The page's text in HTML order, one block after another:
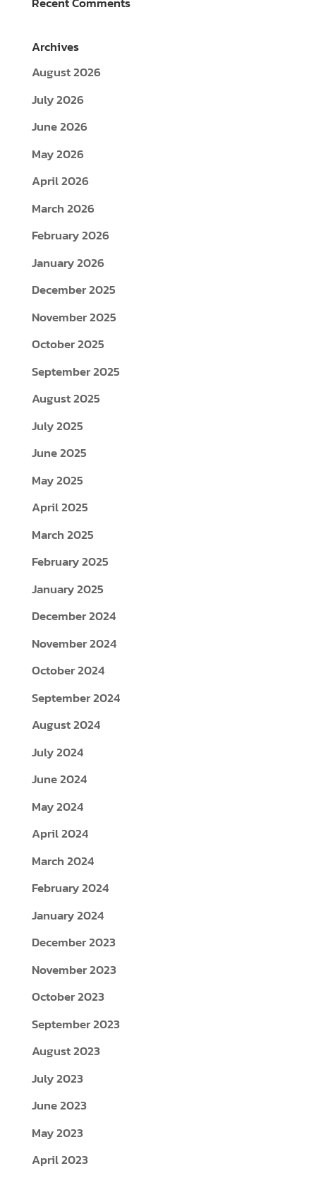
Archives
August 2026
July 2026
June 2026
May 2026
April 2026
March 2026
February 2026
January 2026
December 2025
November 2025
October 2025
September 2025
August 2025
July 2025
June 2025
May 2025
April 2025
March 2025
February 2025
January 2025
December 2024
November 2024
October 2024
September 2024
August 2024
July 2024
June 2024
May 2024
April 2024
March 2024
February 2024
January 2024
December 2023
November 2023
October 2023
September 2023
August 2023
July 2023
June 2023
May 2023
April 2023